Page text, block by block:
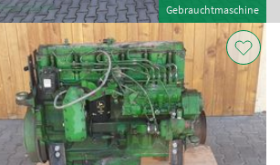
Gebrauchtmaschine